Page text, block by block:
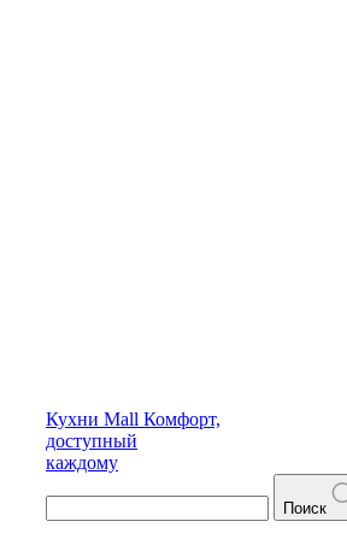
Кухни Mall Комфорт,
доступный
каждому
Поиск